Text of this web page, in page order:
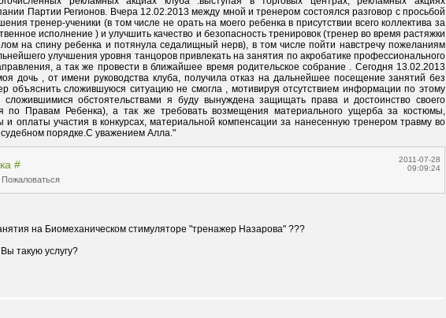
Партии Регионов. Вчера 12.02.2013 между мной и тренером состоялся разговор с просьбой
тренер-ученики (в том числе не орать на моего ребенка в присутствии всего коллектива за
исполнение ) и улучшить качество и безопасность тренировок (тренер во время растяжки
на спину ребенка и потянула седалищный нерв), в том числе пойти навстречу пожеланиям
улучшения уровня танцоров привлекать на занятия по акробатике профессионального
а так же провести в ближайшее время родительское собрание . Сегодня 13.02.2013
дочь , от имени руководства клуба, получила отказ на дальнейшее посещение занятий без
объяснить сложившуюся ситуацию не смогла , мотивируя отсутствием информации по этому
обстоятельствами я буду вынуждена защищать права и достоинство своего
по Правам Ребенка), а так же требовать возмещения материального ущерба за костюмы,
и оплаты участия в конкурсах, материальной компенсации за нанесенную тренером травму во
порядке.С уважением Алла."
#
Пожаловаться
2011-07-28
09:09:24